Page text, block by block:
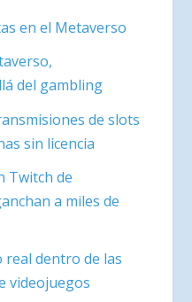
en el Metaverso
del gambling
de slots
sin licencia
Twitch de
a miles de
dentro de las
videojuegos